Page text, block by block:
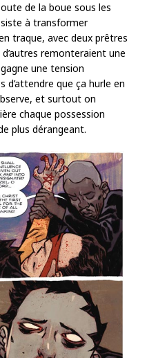
de la boue sous les
à transformer
traque, avec deux prêtres
remonteraient une
une tension
que ça hurle en
et surtout on
chaque possession
plus dérangeant.